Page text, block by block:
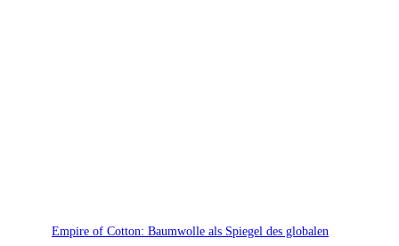
Empire of Cotton: Baumwolle als Spiegel des globalen